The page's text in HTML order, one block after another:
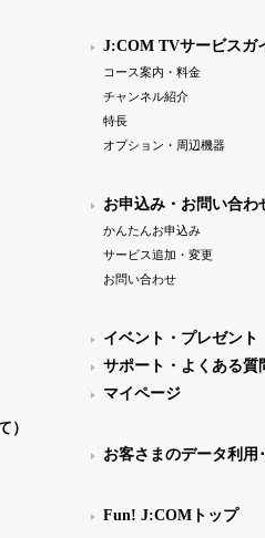
）
J:COM TVサービスガ
コース案内・料金
チャンネル紹介
特長
オプション・周辺機器
お申込み・お問い合わ
かんたんお申込み
サービス追加・変更
お問い合わせ
イベント・プレゼント
サポート・よくある質
マイページ
お客さまのデータ利用
Fun! J:COMトップ